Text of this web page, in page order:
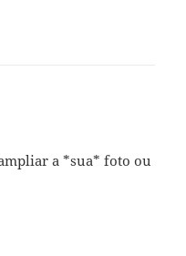
a *sua* foto ou